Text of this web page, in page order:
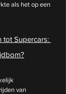
als het op een
tot Supercars:
van